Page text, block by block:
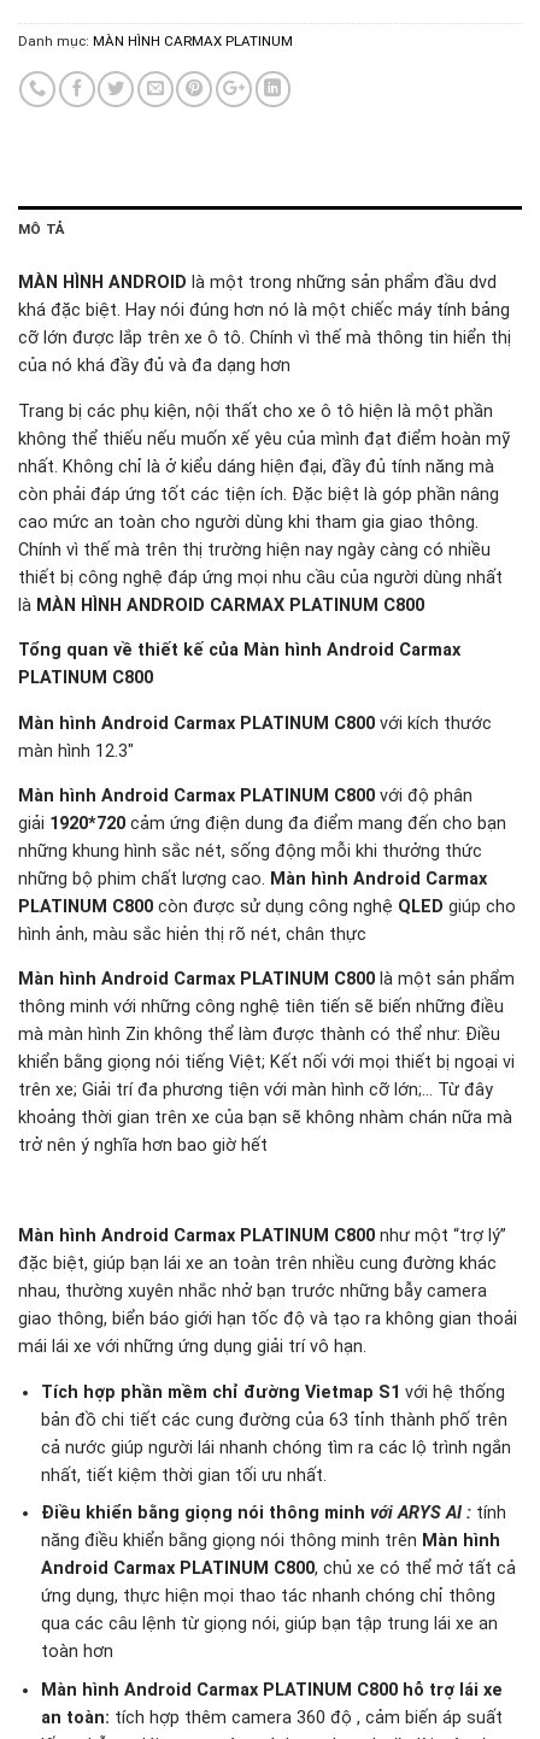
Danh mục: MÀN HÌNH CARMAX PLATINUM
MÔ TẢ
MÀN HÌNH ANDROID là một trong những sản phẩm đầu dvd
khá đặc biệt. Hay nói đúng hơn nó là một chiếc máy tính bảng
cỡ lớn được lắp trên xe ô tô. Chính vì thế mà thông tin hiển thị
của nó khá đầy đủ và đa dạng hơn
Trang bị các phụ kiện, nội thất cho xe ô tô hiện là một phần
không thể thiếu nếu muốn xế yêu của mình đạt điểm hoàn mỹ
nhất. Không chỉ là ở kiểu dáng hiện đại, đầy đủ tính năng mà
còn phải đáp ứng tốt các tiện ích. Đặc biệt là góp phần nâng
cao mức an toàn cho người dùng khi tham gia giao thông.
Chính vì thế mà trên thị trường hiện nay ngày càng có nhiều
thiết bị công nghệ đáp ứng mọi nhu cầu của người dùng nhất
là MÀN HÌNH ANDROID CARMAX PLATINUM C800
Tổng quan về thiết kế của Màn hình Android Carmax
PLATINUM C800
Màn hình Android Carmax PLATINUM C800 với kích thước
màn hình 12.3″
Màn hình Android Carmax PLATINUM C800 với độ phân
giải 1920*720 cảm ứng điện dung đa điểm mang đến cho bạn
những khung hình sắc nét, sống động mỗi khi thưởng thức
những bộ phim chất lượng cao. Màn hình Android Carmax
PLATINUM C800 còn được sử dụng công nghệ QLED giúp cho
hình ảnh, màu sắc hiẻn thị rõ nét, chân thực
Màn hình Android Carmax PLATINUM C800 là một sản phẩm
thông minh với những công nghệ tiên tiến sẽ biến những điều
mà màn hình Zin không thể làm được thành có thể như: Điều
khiển bằng giọng nói tiếng Việt; Kết nối với mọi thiết bị ngoại vi
trên xe; Giải trí đa phương tiện với màn hình cỡ lớn;… Từ đây
khoảng thời gian trên xe của bạn sẽ không nhàm chán nữa mà
trở nên ý nghĩa hơn bao giờ hết
Màn hình Android Carmax PLATINUM C800 như một “trợ lý”
đặc biệt, giúp bạn lái xe an toàn trên nhiều cung đường khác
nhau, thường xuyên nhắc nhở bạn trước những bẫy camera
giao thông, biển báo giới hạn tốc độ và tạo ra không gian thoải
mái lái xe với những ứng dụng giải trí vô hạn.
Tích hợp phần mềm chỉ đường Vietmap S1 với hệ thống
bản đồ chi tiết các cung đường của 63 tỉnh thành phố trên
cả nước giúp người lái nhanh chóng tìm ra các lộ trình ngắn
nhất, tiết kiệm thời gian tối ưu nhất.
Điều khiển bằng giọng nói thông minh với ARYS AI : tính
năng điều khiển bằng giọng nói thông minh trên Màn hình
Android Carmax PLATINUM C800, chủ xe có thể mở tất cả
ứng dụng, thực hiện mọi thao tác nhanh chóng chỉ thông
qua các câu lệnh từ giọng nói, giúp bạn tập trung lái xe an
toàn hơn
Màn hình Android Carmax PLATINUM C800 hỗ trợ lái xe
an toàn: tích hợp thêm camera 360 độ , cảm biến áp suất